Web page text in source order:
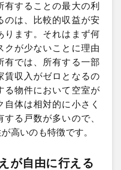
することの最大の利
のは、比較的収益が安
ります。それはまず何
クが少ないことに理由
有では、所有する一部
賃収入がゼロとなるの
る物件において空室が
体は相対的に小さく
る戸数が多いので、
高いのも特徴です。
が自由に行える